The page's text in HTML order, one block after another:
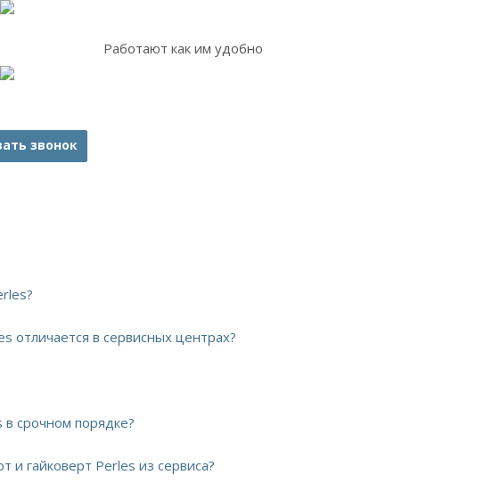
Работают как им удобно
звонок
отличается в сервисных центрах?
срочном порядке?
и гайковерт Perles из сервиса?